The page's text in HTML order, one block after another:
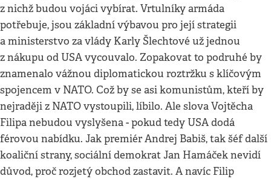
z nichž budou vojáci vybírat. Vrtulníky armáda
potřebuje, jsou základní výbavou pro její strategii
a ministerstvo za vlády Karly Šlechtové už jednou
z nákupu od USA vycouvalo. Zopakovat to podruhé by
znamenalo vážnou diplomatickou roztržku s klíčovým
spojencem v NATO. Což by se asi komunistům, kteří by
nejraději z NATO vystoupili, líbilo. Ale slova Vojtěcha
Filipa nebudou vyslyšena - pokud tedy USA dodá
férovou nabídku. Jak premiér Andrej Babiš, tak šéf další
koaliční strany, sociální demokrat Jan Hamáček nevidí
důvod, proč rozjetý obchod zastavit. A navíc Filip